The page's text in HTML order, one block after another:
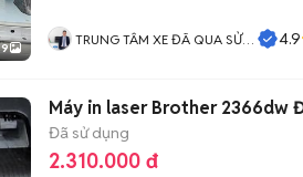
9
TRUNG TÂM XE ĐÃ QUA SỬ
4.9
Máy in laser Brother 2366dw
Đã sử dụng
2.310.000 đ